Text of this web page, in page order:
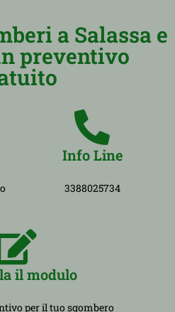
a Salassa e
preventivo
Info Line
3388025734
il modulo
per il tuo sgombero